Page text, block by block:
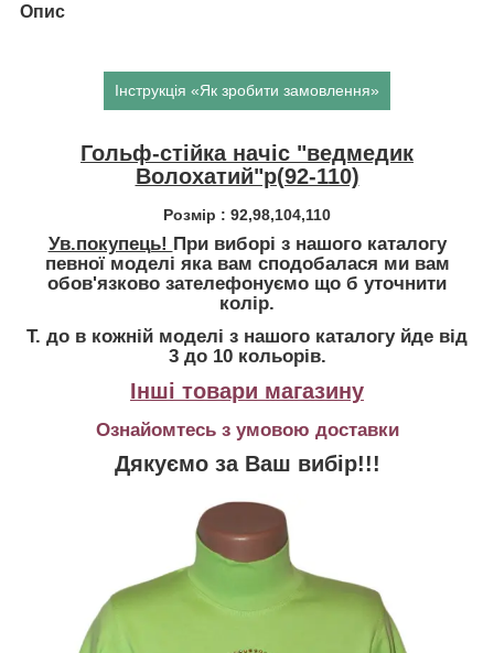
Опис
Інструкція «Як зробити замовлення»
Гольф-стійка начіс "ведмедик
Волохатий"р(92-110)
Розмір : 92,98,104,110
Ув.покупець! При виборі з нашого каталогу
певної моделі яка вам сподобалася ми вам
обов'язково зателефонуємо що б уточнити
колір.
Т. до в кожній моделі з нашого каталогу йде від
3 до 10 кольорів.
Інші товари магазину
Ознайомтесь з умовою доставки
Дякуємо за Ваш вибір!!!